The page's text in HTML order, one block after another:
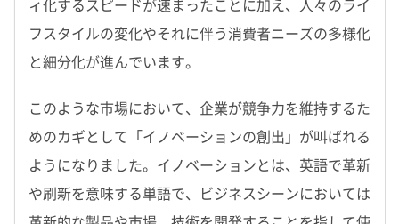
ィ化するスピードが速まったことに加え、人々のライ
フスタイルの変化やそれに伴う消費者ニーズの多様化
と細分化が進んでいます。
このような市場において、企業が競争力を維持するた
めのカギとして「イノベーションの創出」が叫ばれる
ようになりました。イノベーションとは、英語で革新
や刷新を意味する単語で、ビジネスシーンにおいては